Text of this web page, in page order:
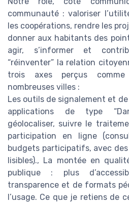
communauté : valoriser
les coopérations, rendre les
donner aux habitants des
agir, s’informer et
“réinventer” la relation
trois axes perçus
nombreuses villes :
Les outils de signalement et
applications de type
géolocaliser, suivre le
participation en ligne
budgets participatifs, avec
lisibles)., La montée en
publique : plus
transparence et de formats
l’usage. Ce que je retiens de